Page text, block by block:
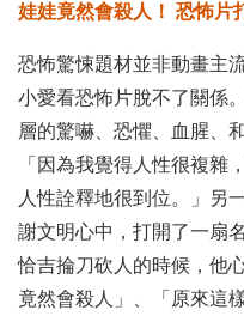
娃娃竟然會殺人！ 恐怖片
恐怖驚悚題材並非動畫主
小愛看恐怖片脫不了關係
層的驚嚇、恐懼、血腥、
「因為我覺得人性很複雜
人性詮釋地很到位。」另
謝文明心中，打開了一扇
恰吉掄刀砍人的時候，他
竟然會殺人」、「原來這